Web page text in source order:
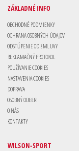
ZÁKLADNÉ INFO
OBCHODNÉ PODMIENKY
OCHRANA OSOBNÝCH ÚDAJOV
ODSTÚPENIE OD ZMLUVY
REKLAMAČNÝ PROTOKOL
POUŽÍVANIE COOKIES
NASTAVENIA COOKIES
DOPRAVA
OSOBNÝ ODBER
O NÁS
KONTAKTY
WILSON-SPORT